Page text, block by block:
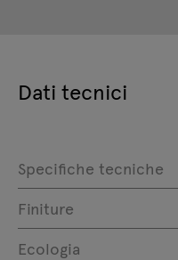
Dati tecnici
Specifiche tecniche
Finiture
Ecologia